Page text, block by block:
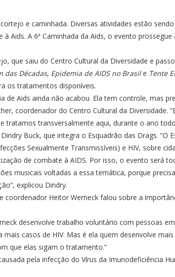
e caminhada. Diversas atividades estão
Aids. A 6ª Caminhada da Aids, o evento
que saiu do Centro Cultural da Diversidade e
das Décadas, Epidemia de AIDS no Brasile Tente
os tratamentos disponíveis.
de Aids ainda não acabou. Ela tem controle, mas
coordenador do Centro Cultural da Diversidade.
tratamos transversalmente aqui, durante o ano
Dindry Buck, que integra o Esquadrão das Drags.
Sexualmente Transmissíveis) e HIV, sobre
de combate à AIDS. Por isso, o evento será
musicais voltadas a essa temática, porque
explicou Dindry.
coordenador Heitor Werneck falou sobre a
desenvolve trabalho voluntário com pessoas
casos de HIV. Mas é ela quem desenvolve
que elas sigam o tratamento.”
pela infecção do Vírus da Imunodeficiência